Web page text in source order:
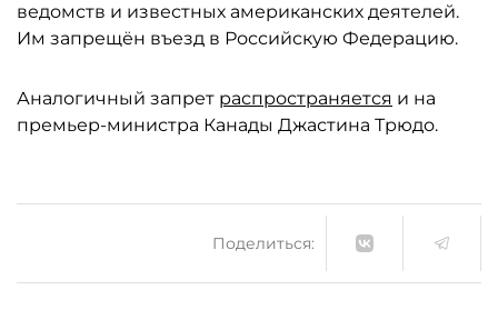
ведомств и известных американских деятелей.
Им запрещён въезд в Российскую Федерацию.
Аналогичный запрет распространяется и на
премьер-министра Канады Джастина Трюдо.
Поделиться: